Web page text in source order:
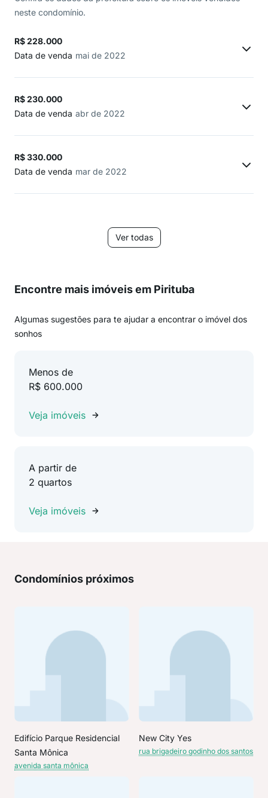
neste condomínio.
R$ 228.000
Data de venda mai de 2022
R$ 230.000
Data de venda abr de 2022
R$ 330.000
Data de venda mar de 2022
Ver todas
Encontre mais imóveis em Pirituba
Algumas sugestões para te ajudar a encontrar o imóvel dos
sonhos
Menos de
R$ 600.000
Veja imóveis
A partir de
2 quartos
Veja imóveis
Condomínios próximos
Edifício Parque Residencial
Santa Mônica
avenida santa mônica
New City Yes
rua brigadeiro godinho dos santos